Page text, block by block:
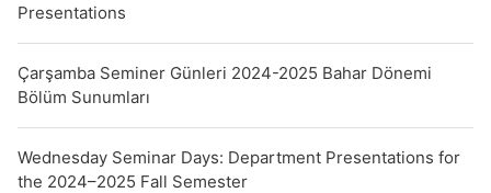
Presentations
Çarşamba Seminer Günleri 2024-2025 Bahar Dönemi
Bölüm Sunumları
Wednesday Seminar Days: Department Presentations for
the 2024–2025 Fall Semester